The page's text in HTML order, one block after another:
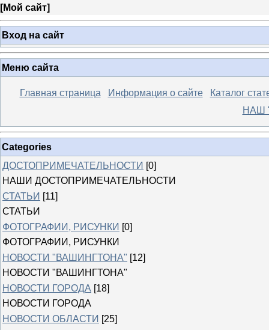
[Мой сайт]
Вход на сайт
Меню сайта
Главная страница Информация о сайте
Каталог
НАШ
Categories
ДОСТОПРИМЕЧАТЕЛЬНОСТИ [0]
НАШИ ДОСТОПРИМЕЧАТЕЛЬНОСТИ
СТАТЬИ [11]
СТАТЬИ
ФОТОГРАФИИ, РИСУНКИ [0]
ФОТОГРАФИИ, РИСУНКИ
НОВОСТИ "ВАШИНГТОНА" [12]
НОВОСТИ "ВАШИНГТОНА"
НОВОСТИ ГОРОДА [18]
НОВОСТИ ГОРОДА
НОВОСТИ ОБЛАСТИ [25]